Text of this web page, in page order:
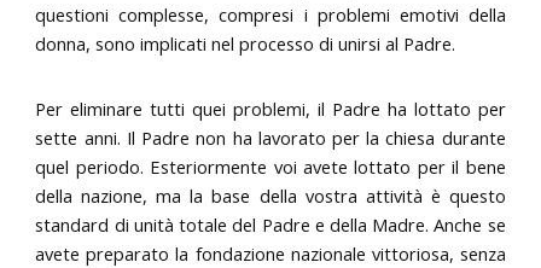
questioni complesse, compresi i problemi emotivi della
donna, sono implicati nel processo di unirsi al Padre.
Per eliminare tutti quei problemi, il Padre ha lottato per
sette anni. Il Padre non ha lavorato per la chiesa durante
quel periodo. Esteriormente voi avete lottato per il bene
della nazione, ma la base della vostra attività è questo
standard di unità totale del Padre e della Madre. Anche se
avete preparato la fondazione nazionale vittoriosa, senza